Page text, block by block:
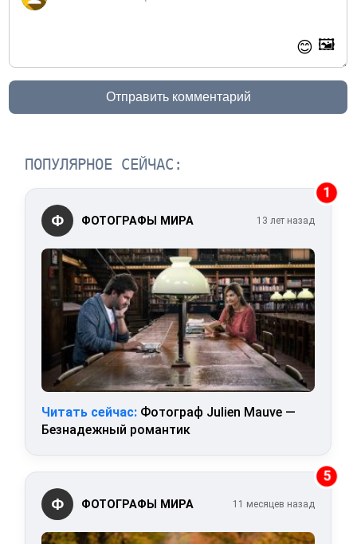
😊 🖼️
Отправить комментарий
ПОПУЛЯРНОЕ СЕЙЧАС:
1
Ф ФОТОГРАФЫ МИРА 13 лет назад
Читать сейчас: Фотограф Julien Mauve —
Безнадежный романтик
5
Ф ФОТОГРАФЫ МИРА 11 месяцев назад